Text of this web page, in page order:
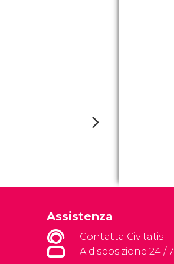
Assistenza
Contatta Civitatis
A disposizione 24 / 7